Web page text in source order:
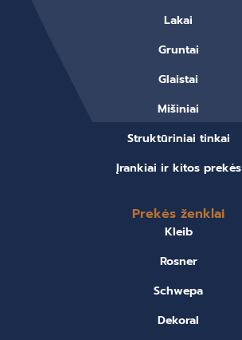
Lakai
Gruntai
Glaistai
Mišiniai
Struktūriniai tinkai
Įrankiai ir kitos prekės
Prekės ženklai
Kleib
Rosner
Schwepa
Dekoral